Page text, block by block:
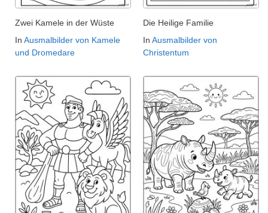
Zwei Kamele in der Wüste
In Ausmalbilder von Kamele
und Dromedare
Die Heilige Familie
In Ausmalbilder von
Christentum